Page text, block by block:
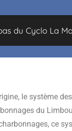
du Cyclo La
le système
du
ce